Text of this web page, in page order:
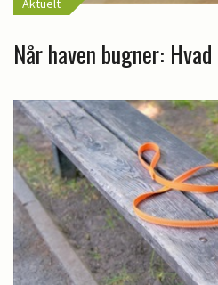
Aktuelt
Når haven bugner: